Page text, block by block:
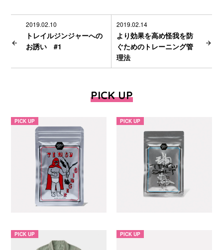
2019.02.10
トレイルジンジャーへの
お誘い #1
2019.02.14
より効果を高め怪我を防
ぐためのトレーニング管
理法
PICK UP
PICK UP PICK UP
PICK UP PICK UP